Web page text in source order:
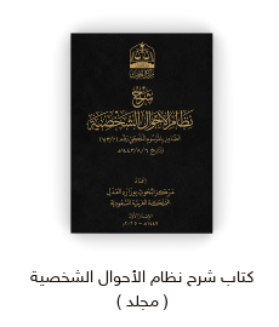
كتاب شرح نظام الأحوال الشخصية
( مجلد )